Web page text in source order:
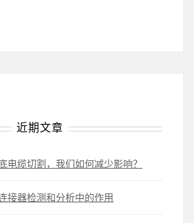
近期文章
电缆切割，我们如何减少影响？
接器检测和分析中的作用